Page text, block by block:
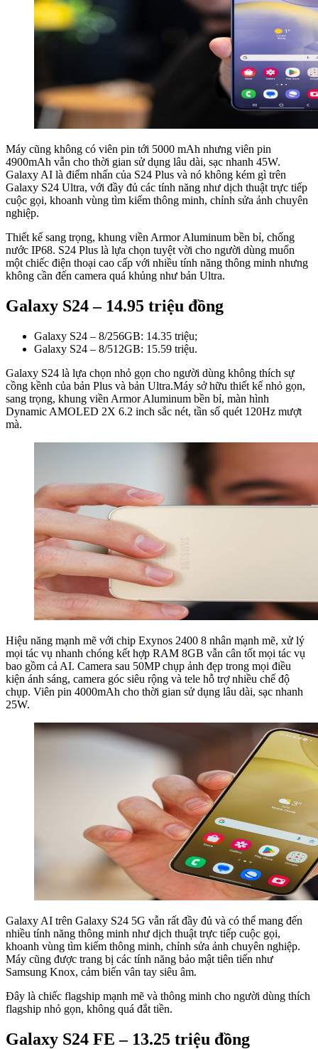
Máy cũng không có viên pin tới 5000 mAh nhưng viên pin
4900mAh vẫn cho thời gian sử dụng lâu dài, sạc nhanh 45W.
Galaxy AI là điểm nhấn của S24 Plus và nó không kém gì trên
Galaxy S24 Ultra, với đầy đủ các tính năng như dịch thuật trực tiếp
cuộc gọi, khoanh vùng tìm kiếm thông minh, chỉnh sửa ảnh chuyên
nghiệp.
Thiết kế sang trọng, khung viền Armor Aluminum bền bỉ, chống
nước IP68. S24 Plus là lựa chọn tuyệt vời cho người dùng muốn
một chiếc điện thoại cao cấp với nhiều tính năng thông minh nhưng
không cần đến camera quá khủng như bản Ultra.
Galaxy S24 – 14.95 triệu đồng
Galaxy S24 – 8/256GB: 14.35 triệu;
Galaxy S24 – 8/512GB: 15.59 triệu.
Galaxy S24 là lựa chọn nhỏ gọn cho người dùng không thích sự
cồng kềnh của bản Plus và bản Ultra.Máy sở hữu thiết kế nhỏ gọn,
sang trọng, khung viền Armor Aluminum bền bỉ, màn hình
Dynamic AMOLED 2X 6.2 inch sắc nét, tần số quét 120Hz mượt
mà.
Hiệu năng mạnh mẽ với chip Exynos 2400 8 nhân mạnh mẽ, xử lý
mọi tác vụ nhanh chóng kết hợp RAM 8GB vẫn cân tốt mọi tác vụ
bao gồm cả AI. Camera sau 50MP chụp ảnh đẹp trong mọi điều
kiện ánh sáng, camera góc siêu rộng và tele hỗ trợ nhiều chế độ
chụp. Viên pin 4000mAh cho thời gian sử dụng lâu dài, sạc nhanh
25W.
Galaxy AI trên Galaxy S24 5G vẫn rất đầy đủ và có thể mang đến
nhiều tính năng thông minh như dịch thuật trực tiếp cuộc gọi,
khoanh vùng tìm kiếm thông minh, chỉnh sửa ảnh chuyên nghiệp.
Máy cũng được trang bị các tính năng bảo mật tiên tiến như
Samsung Knox, cảm biến vân tay siêu âm.
Đây là chiếc flagship mạnh mẽ và thông minh cho người dùng thích
flagship nhỏ gọn, không quá đắt tiền.
Galaxy S24 FE – 13.25 triệu đồng